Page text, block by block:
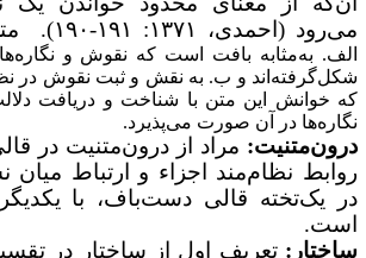
(احمدی، ۱۳۷۱: ۱۹۱-۱۹۰). متن د
به‌مثابه بافت است که نقوش و نگاره‌های
و ب. به نقش و ثبت نقوش در
خوانش این متن با شناخت و دریافت
در آن صورت می‌پذیرد.
مراد از درون‌متنیت در
نظام‌مند اجزاء و ارتباط میان
یک‌تخته قالی دست‌باف، با
تعریف اول از ساختار در